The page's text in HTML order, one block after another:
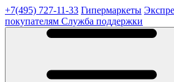
+7(495) 727-11-33 Гипермаркеты
покупателям Служба поддержки